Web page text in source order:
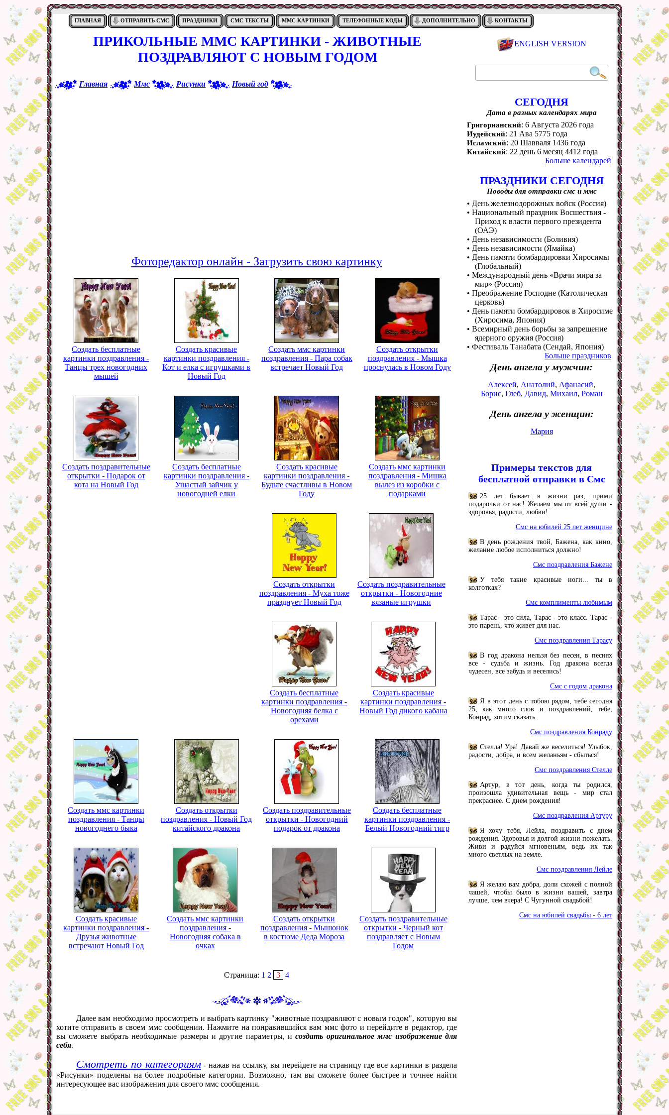
ГЛАВНАЯ ОТПРАВИТЬ СМС ПРАЗДНИКИ СМС ТЕКСТЫ ММС КАРТИНКИ ТЕЛЕФОННЫЕ КОДЫ ДОПОЛНИТЕЛЬНО КОНТАКТЫ
ПРИКОЛЬНЫЕ ММС КАРТИНКИ - ЖИВОТНЫЕ
ПОЗДРАВЛЯЮТ С НОВЫМ ГОДОМ
Главная Ммс Рисунки Новый год
Фоторедактор онлайн - Загрузить свою картинку
Создать бесплатные
картинки поздравления -
Танцы трех новогодних
мышей
Создать красивые
картинки поздравления -
Кот и елка с игрушками в
Новый Год
Создать ммс картинки
поздравления - Пара собак
встречает Новый Год
Создать открытки
поздравления - Мышка
проснулась в Новом Году
Создать поздравительные
открытки - Подарок от
кота на Новый Год
Создать бесплатные
картинки поздравления -
Ушастый зайчик у
новогодней елки
Создать красивые
картинки поздравления -
Будьте счастливы в Новом
Году
Создать ммс картинки
поздравления - Мишка
вылез из коробки с
подарками
Создать открытки
поздравления - Муха тоже
празднует Новый Год
Создать поздравительные
открытки - Новогодние
вязаные игрушки
Создать бесплатные
картинки поздравления -
Новогодняя белка с
орехами
Создать красивые
картинки поздравления -
Новый Год дикого кабана
Создать ммс картинки
поздравления - Танцы
новогоднего быка
Создать открытки
поздравления - Новый Год
китайского дракона
Создать поздравительные
открытки - Новогодний
подарок от дракона
Создать бесплатные
картинки поздравления -
Белый Новогодний тигр
Создать красивые
картинки поздравления -
Друзья животные
встречают Новый Год
Создать ммс картинки
поздравления -
Новогодняя собака в
очках
Создать открытки
поздравления - Мышонок
в костюме Деда Мороза
Создать поздравительные
открытки - Черный кот
поздравляет с Новым
Годом
Страница: 1 2 3 4
Далее вам необходимо просмотреть и выбрать картинку "животные поздравляют с новым годом", которую вы
хотите отправить в своем ммс сообщении. Нажмите на понравившийся вам ммс фото и перейдите в редактор, где
вы сможете выбрать необходимые размеры и другие параметры, исоздать оригинальное ммс изображение для
себя.
Смотреть по категориям - нажав на ссылку, вы перейдете на страницу где все картинки в раздела
«Рисунки» поделены на более подробные категории. Возможно, там вы сможете более быстрее и точнее найти
интересующее вас изображения для своего ммс сообщения.
ENGLISH VERSION
СЕГОДНЯ
Дата в разных календарях мира
Григорианский: 6 Августа 2026 года
Иудейский: 21 Ава 5775 года
Исламский: 20 Шавваля 1436 года
Китайский: 22 день 6 месяц 4412 года
Больше календарей
ПРАЗДНИКИ СЕГОДНЯ
Поводы для отправки смс и ммс
• День железнодорожных войск (Россия)
• Национальный праздник Восшествия -
Приход к власти первого президента
(ОАЭ)
• День независимости (Боливия)
• День независимости (Ямайка)
• День памяти бомбардировки Хиросимы
(Глобальный)
• Международный день «Врачи мира за
мир» (Россия)
• Преображение Господне (Католическая
церковь)
• День памяти бомбардировок в Хиросиме
(Хиросима, Япония)
• Всемирный день борьбы за запрещение
ядерного оружия (Россия)
• Фестиваль Танабата (Сендай, Япония)
Больше праздников
День ангела у мужчин:
Алексей, Анатолий, Афанасий,
Борис, Глеб, Давид, Михаил, Роман
День ангела у женщин:
Мария
Примеры текстов для
бесплатной отправки в Смс
25 лет бывает в жизни раз, прими
подарочки от нас! Желаем мы от всей души -
здоровья, радости, любви!
Смс на юбилей 25 лет женщине
В день рождения твой, Бажена, как кино,
желание любое исполниться должно!
Смс поздравления Бажене
У тебя такие красивые ноги... ты в
колготках?
Смс комплименты любимым
Тарас - это сила, Тарас - это класс. Тарас -
это парень, что живет для нас.
Смс поздравления Тарасу
В год дракона нельзя без песен, в песнях
все - судьба и жизнь. Год дракона всегда
чудесен, все забудь и веселись!
Смс с годом дракона
Я в этот день с тобою рядом, тебе сегодня
25, как много слов и поздравлений, тебе,
Конрад, хотим сказать.
Смс поздравления Конраду
Стелла! Ура! Давай же веселиться! Улыбок,
радости, добра, и всем желаньям - сбыться!
Смс поздравления Стелле
Артур, в тот день, когда ты родился,
произошла удивительная вещь - мир стал
прекраснее. С днем рождения!
Смс поздравления Артуру
Я хочу тебя, Лейла, поздравить с днем
рождения. Здоровья и долгой жизни пожелать.
Живи и радуйся мгновеньям, ведь их так
много светлых на земле.
Смс поздравления Лейле
Я желаю вам добра, доли схожей с полной
чашей, чтобы было в жизни вашей, завтра
лучше, чем вчера! С Чугунной свадьбой!
Смс на юбилей свадьбы - 6 лет